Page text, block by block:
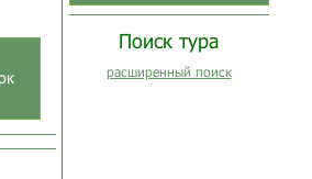
Поиск тура
расширенный поиск